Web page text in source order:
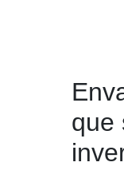
que